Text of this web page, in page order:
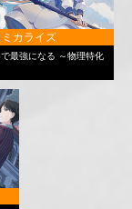
ミカライズ
最強になる ～物理特化